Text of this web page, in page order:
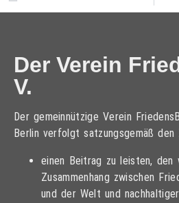
Der Verein
V.
Der gemeinnützige Verein
Berlin verfolgt satzungsgemäß den
einen Beitrag zu leisten, den
Zusammenhang zwischen
und der Welt und